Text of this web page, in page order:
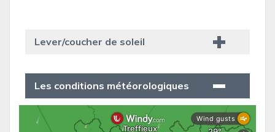
Lever/coucher de soleil
Les conditions météorologiques